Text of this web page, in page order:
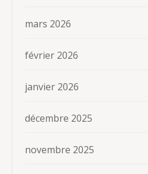
mars 2026
février 2026
janvier 2026
décembre 2025
novembre 2025